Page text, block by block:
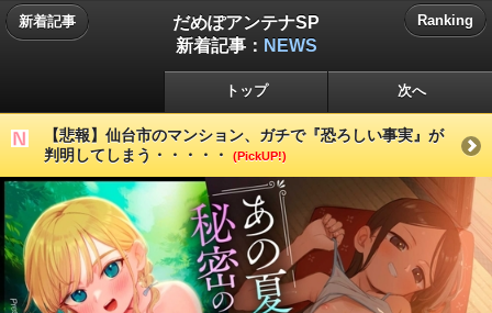
新着記事
だめぽアンテナSP
新着記事： NEWS
Ranking
トップ 次へ
【悲報】仙台市のマンション、ガチで『恐ろしい事実』が
判明してしまう・・・・・
(PickUP!)